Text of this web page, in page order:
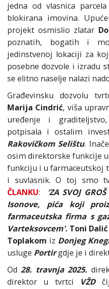
jedna od vlasnica
blokirana imovina.
projekt osmislio zlatar
poznatih, bogatih i
jedinstvenoj lokaciji za
posebne dozvole i izradu
se elitno naselje nalazi
Građevinsku dozvolu
Marija Cindrić, viša
uređenje i
potpisala i ostalim
Rakovičkom Selištu.
osim direktorske funkcije
funkciju i u farmaceutskoj
i suvlasnik. O toj smo
ČLANKU:
'ZA SVOJ
Isonove, pića koji
farmaceutska firma s
Varteksovcem'. Toni Dalić
Toplakom iz Donjeg
usluge Portirgdje je i
Od28. travnja 2025.
direktor u tvrtci
VŽD